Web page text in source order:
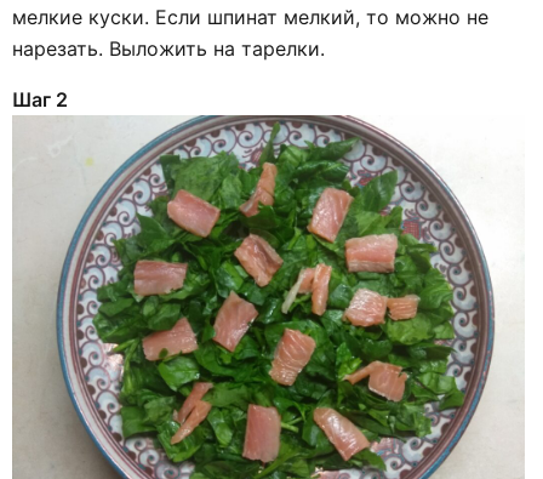
мелкие куски. Если шпинат мелкий, то можно не
нарезать. Выложить на тарелки.
Шаг 2